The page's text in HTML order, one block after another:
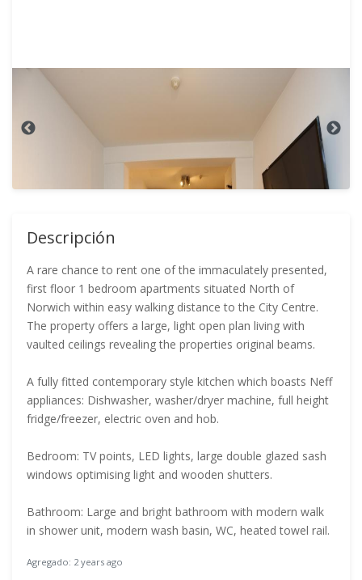
Descripción
A rare chance to rent one of the immaculately presented,
first floor 1 bedroom apartments situated North of
Norwich within easy walking distance to the City Centre.
The property offers a large, light open plan living with
vaulted ceilings revealing the properties original beams.
A fully fitted contemporary style kitchen which boasts Neff
appliances: Dishwasher, washer/dryer machine, full height
fridge/freezer, electric oven and hob.
Bedroom: TV points, LED lights, large double glazed sash
windows optimising light and wooden shutters.
Bathroom: Large and bright bathroom with modern walk
in shower unit, modern wash basin, WC, heated towel rail.
Agregado: 2 years ago